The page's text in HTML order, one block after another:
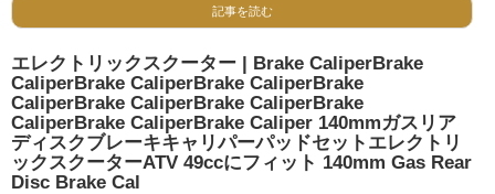
記事を読む
エレクトリックスクーター | Brake CaliperBrake
CaliperBrake CaliperBrake CaliperBrake
CaliperBrake CaliperBrake CaliperBrake
CaliperBrake CaliperBrake Caliper 140mmガスリア
ディスクブレーキキャリパーパッドセットエレクトリ
ックスクーターATV 49ccにフィット 140mm Gas Rear
Disc Brake Cal